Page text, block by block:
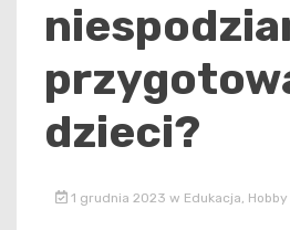
dzieci?
1 grudnia 2023 w Edukacja Hobby